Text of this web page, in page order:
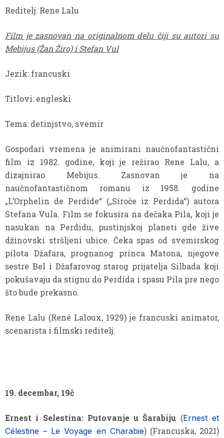
Reditelj: Rene Lalu
Film je zasnovan na originalnom delu čiji su autori su
Mebijus (Žan Žiro) i Stefan Vul
Jezik: francuski
Titlovi: engleski
Tema: detinjstvo, svemir
Gospodari vremena je animirani naučnofantastični
film iz 1982. godine, koji je režirao Rene Lalu, a
dizajnirao Mebijus. Zasnovan je na
naučnofantastičnom romanu iz 1958. godine
„L’Orphelin de Perdide“ („Siroče iz Perdida“) autora
Stefana Vula. Film se fokusira na dečaka Pila, koji je
nasukan na Perdidu, pustinjskoj planeti gde žive
džinovski stršljeni ubice. Čeka spas od svemirskog
pilota Džafara, prognanog princa Matona, njegove
sestre Bel i Džafarovog starog prijatelja Silbada koji
pokušavaju da stignu do Perdida i spasu Pila pre nego
što bude prekasno.
Rene Lalu (René Laloux, 1929) je francuski animator,
scenarista i filmski reditelj.
19. decembar, 19č
Ernest i Selestina: Putovanje u Šarabiju (Ernest et
Célestine – Le Voyage en Charabie) (Francuska, 2021)